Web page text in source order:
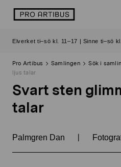
logo
Elverket ti–sö kl. 11–17 | Sinne ti–sö
Pro Artibus Samlingen Sök i
ljus talar
Svart sten
talar
Palmgren Dan |